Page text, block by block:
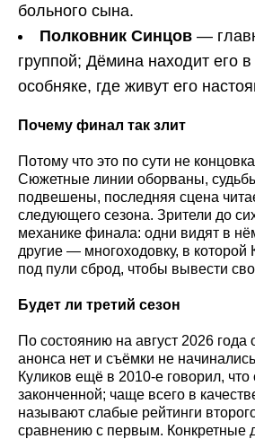
больного сына.
Полковник Синцов —
группой; Дёмина находит его
особняке, где живут его
Почему финал так злит
Потому что это по сути не
Сюжетные линии оборваны,
подвешены, последняя сцена
следующего сезона. Зрители до
механике финала: одни видят в
другие — многоходовку, в которой
под пули сброд, чтобы вывести
Будет ли третий сезон
По состоянию на август 2026 года
анонса нет и съёмки не
Куликов ещё в 2010-е говорил, что
законченной; чаще всего в
называют слабые рейтинги
сравнению с первым. Конкретные